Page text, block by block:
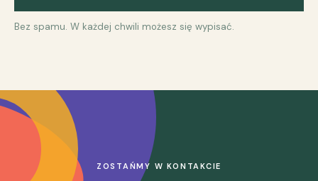
Bez spamu. W każdej chwili możesz się wypisać.
ZOSTAŃMY W KONTAKCIE